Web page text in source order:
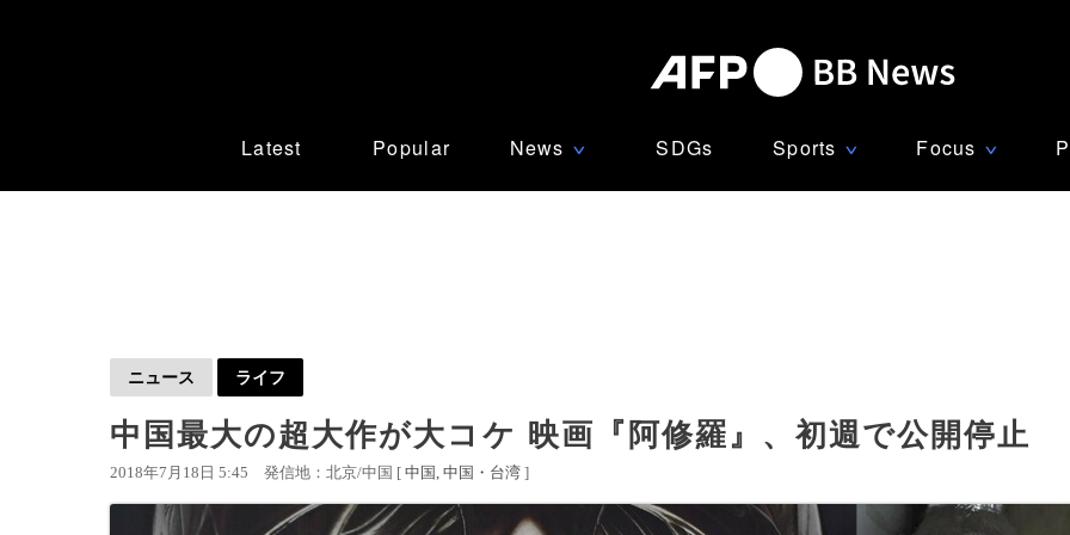
Latest Popular News ∨ SDGs Sports ∨ Focus ∨
ニュース ライフ
中国最大の超大作が大コケ 映画『阿修羅』、初週で公開停止
2018年7月18日 5:45 発信地：北京/中国 [ 中国 中国・台湾 ]